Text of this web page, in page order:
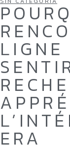
LIGNE
ERA